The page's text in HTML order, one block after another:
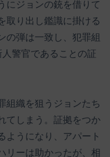
にジョンの銃を借りて
取り出し鑑識に掛ける
の弾は一致し、犯罪組
警官であることの証
組織を狙うジョンたち
てしまう。証拠をつか
ようになり、アパート
リーは助かったが、相